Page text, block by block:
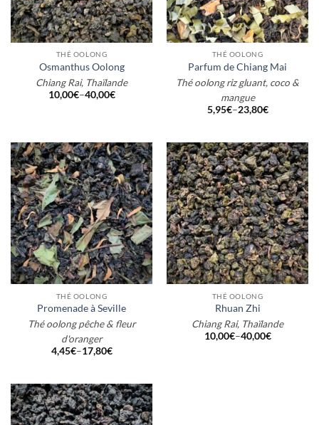
THÉ OOLONG
Osmanthus Oolong
Chiang Rai, Thaïlande
10,00€–40,00€
THÉ OOLONG
Parfum de Chiang Mai
Thé oolong riz gluant, coco &
mangue
5,95€–23,80€
THÉ OOLONG
Promenade à Seville
Thé oolong pêche & fleur
d'oranger
4,45€–17,80€
THÉ OOLONG
Rhuan Zhi
Chiang Rai, Thaïlande
10,00€–40,00€